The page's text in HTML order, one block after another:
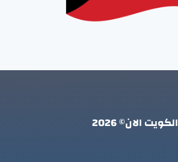
الكويت الان© 2026